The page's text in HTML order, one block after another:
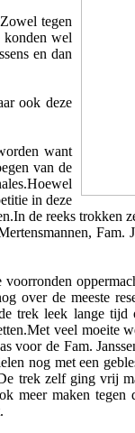
tegen
konden wel
en dan
ook deze
want
van de
in deze
de reeks trokken
over de meeste
trek leek lange
veel moeite
voor de Fam.
nog met een
trek zelf ging vrij
meer maken